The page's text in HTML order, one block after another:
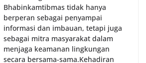
Bhabinkamtibmas tidak hanya
berperan sebagai penyampai
informasi dan imbauan, tetapi juga
sebagai mitra masyarakat dalam
menjaga keamanan lingkungan
secara bersama-sama.‎‎Kehadiran